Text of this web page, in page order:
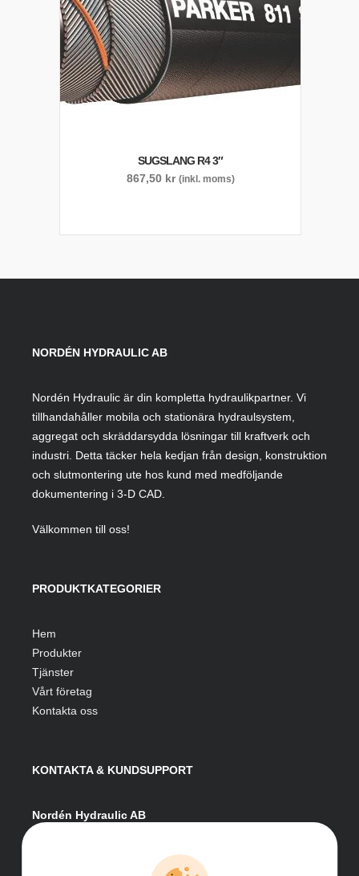
SUGSLANG R4 3″
867,50 kr (inkl. moms)
NORDÉN HYDRAULIC AB
Nordén Hydraulic är din kompletta hydraulikpartner. Vi
tillhandahåller mobila och stationära hydraulsystem,
aggregat och skräddarsydda lösningar till kraftverk och
industri. Detta täcker hela kedjan från design, konstruktion
och slutmontering ute hos kund med medföljande
dokumentering i 3-D CAD.
Välkommen till oss!
PRODUKTKATEGORIER
Hem
Produkter
Tjänster
Vårt företag
Kontakta oss
KONTAKTA & KUNDSUPPORT
Nordén Hydraulic AB